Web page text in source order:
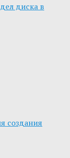
диска в
создания